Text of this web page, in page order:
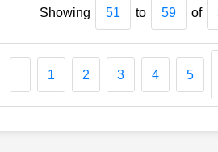
Showing 51 to 59 of
1 2 3 4 5